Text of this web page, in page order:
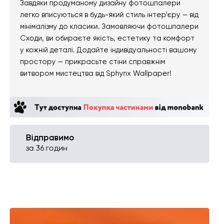
Завдяки продуманому дизайну фотошпалери
легко вписуються в будь-який стиль інтер’єру — від
мінімалізму до класики. Замовляючи фотошпалери
Сходи, ви обираєте якість, естетику та комфорт
у кожній деталі. Додайте індивідуальності вашому
простору — прикрасьте стіни справжнім
витвором мистецтва від Sphynx Wallpaper!
Відправимо
за 36 годин